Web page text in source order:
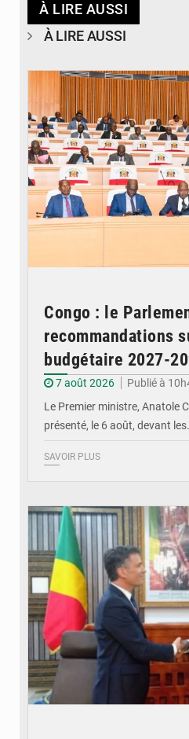
À LIRE AUSSI
À LIRE AUSSI
Congo : le
recommandations
budgétaire 2027-
7 août 2026
Publié à
Le Premier ministre, Anatole
présenté, le 6 août, devant
SAVOIR PLUS